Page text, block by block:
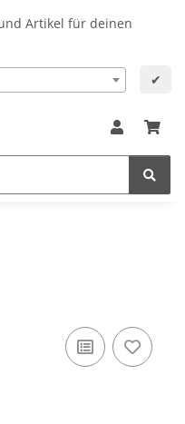
Artikel für deinen
✔